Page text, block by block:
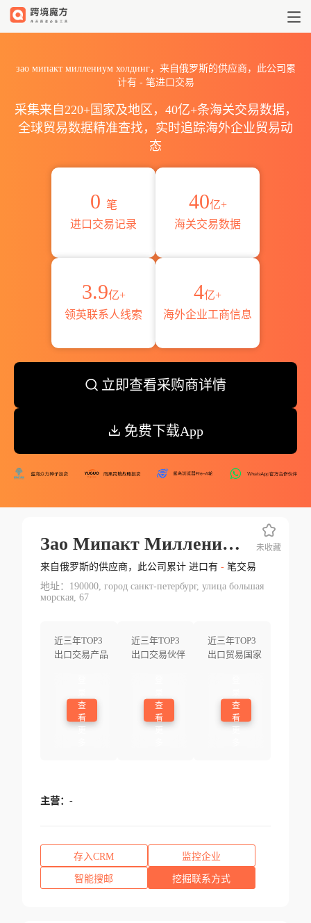
зао мипакт миллениум холдинг，来自俄罗斯的供应商，此公司累
计有 -笔进口交易
采集来自220+国家及地区，40亿+条海关交易数据，
全球贸易数据精准查找，实时追踪海外企业贸易动
态
0 笔
进口交易记录
40亿+
海关交易数据
3.9亿+
领英联系人线索
4亿+
海外企业工商信息
立即查看采购商详情
免费下载App
Зао Мипакт Миллениум Холдинг
来自俄罗斯的供应商，此公司累计 进口有 -笔交易
地址：190000, город санкт-петербург, улица большая
морская, 67
近三年TOP3
出口交易产品
查
看
近三年TOP3
出口交易伙伴
查
看
近三年TOP3
出口贸易国家
查
看
未收藏
主营： -
存入CRM 监控企业
智能搜邮 挖掘联系方式